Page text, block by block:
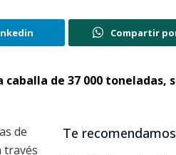
Compartir
de 37 000 toneladas,
Te recomendamos
de
través